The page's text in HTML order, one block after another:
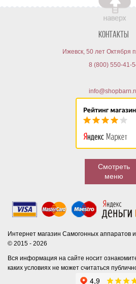
Контакты
Ижевск, 50 лет Октября
8 (800) 550-41-
Смотреть
меню
Интернет магазин Самогонных аппаратов
© 2015 - 2026
Вся информация на сайте носит
каких условиях не может считаться